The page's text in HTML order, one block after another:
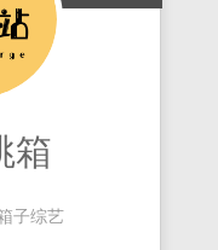
箱
子综艺